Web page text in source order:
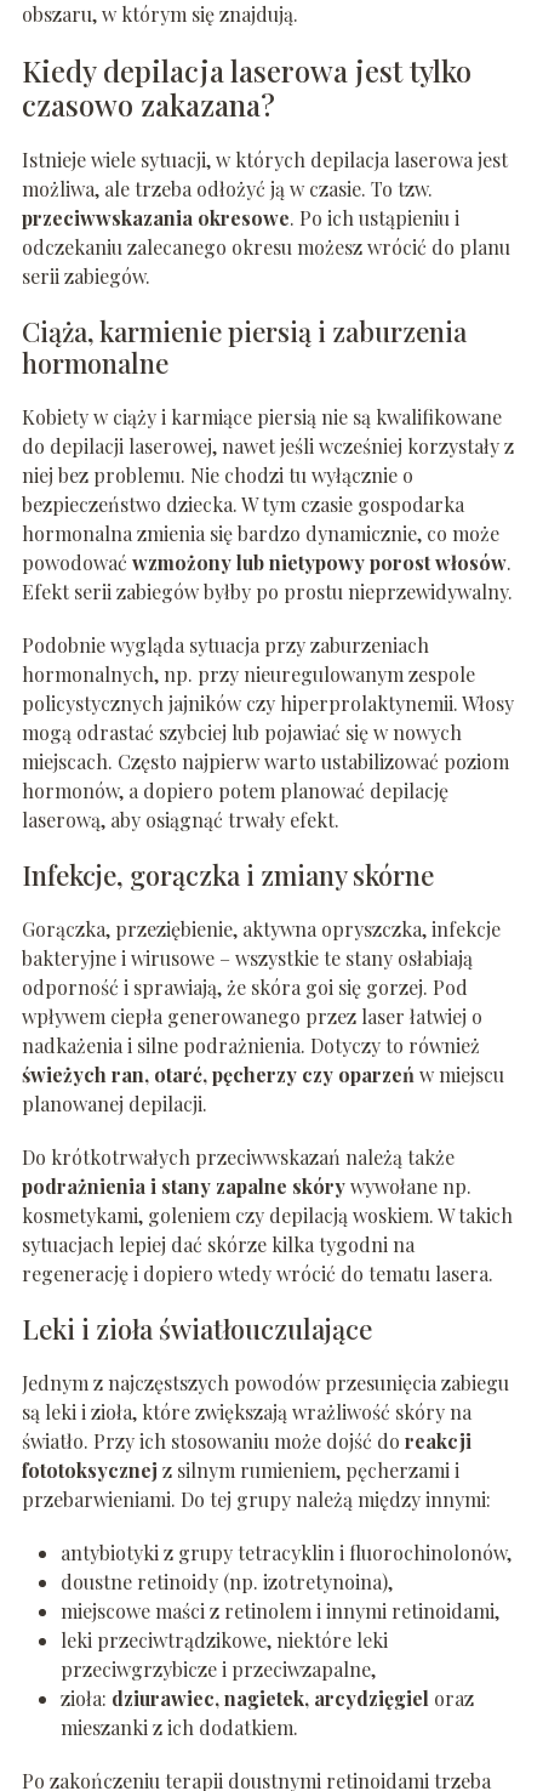
obszaru, w którym się znajdują.
Kiedy depilacja laserowa jest tylko
czasowo zakazana?
Istnieje wiele sytuacji, w których depilacja laserowa jest
możliwa, ale trzeba odłożyć ją w czasie. To tzw.
przeciwwskazania okresowe. Po ich ustąpieniu i
odczekaniu zalecanego okresu możesz wrócić do planu
serii zabiegów.
Ciąża, karmienie piersią i zaburzenia
hormonalne
Kobiety w ciąży i karmiące piersią nie są kwalifikowane
do depilacji laserowej, nawet jeśli wcześniej korzystały z
niej bez problemu. Nie chodzi tu wyłącznie o
bezpieczeństwo dziecka. W tym czasie gospodarka
hormonalna zmienia się bardzo dynamicznie, co może
powodować wzmożony lub nietypowy porost włosów.
Efekt serii zabiegów byłby po prostu nieprzewidywalny.
Podobnie wygląda sytuacja przy zaburzeniach
hormonalnych, np. przy nieuregulowanym zespole
policystycznych jajników czy hiperprolaktynemii. Włosy
mogą odrastać szybciej lub pojawiać się w nowych
miejscach. Często najpierw warto ustabilizować poziom
hormonów, a dopiero potem planować depilację
laserową, aby osiągnąć trwały efekt.
Infekcje, gorączka i zmiany skórne
Gorączka, przeziębienie, aktywna opryszczka, infekcje
bakteryjne i wirusowe – wszystkie te stany osłabiają
odporność i sprawiają, że skóra goi się gorzej. Pod
wpływem ciepła generowanego przez laser łatwiej o
nadkażenia i silne podrażnienia. Dotyczy to również
świeżych ran, otarć, pęcherzy czy oparzeńw miejscu
planowanej depilacji.
Do krótkotrwałych przeciwwskazań należą także
podrażnienia i stany zapalne skórywywołane np.
kosmetykami, goleniem czy depilacją woskiem. W takich
sytuacjach lepiej dać skórze kilka tygodni na
regenerację i dopiero wtedy wrócić do tematu lasera.
Leki i zioła światłouczulające
Jednym z najczęstszych powodów przesunięcia zabiegu
są leki i zioła, które zwiększają wrażliwość skóry na
światło. Przy ich stosowaniu może dojść do reakcji
fototoksycznej z silnym rumieniem, pęcherzami i
przebarwieniami. Do tej grupy należą między innymi:
antybiotyki z grupy tetracyklin i fluorochinolonów,
doustne retinoidy (np. izotretynoina),
miejscowe maści z retinolem i innymi retinoidami,
leki przeciwtrądzikowe, niektóre leki
przeciwgrzybicze i przeciwzapalne,
zioła: dziurawiec, nagietek, arcydzięgieloraz
mieszanki z ich dodatkiem.
Po zakończeniu terapii doustnymi retinoidami trzeba